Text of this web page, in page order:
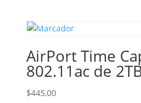
AirPort Time
802.11ac de
$445,00